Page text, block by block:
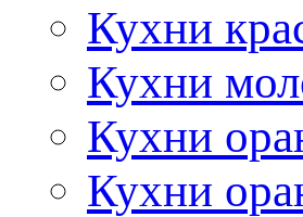
Кухни
Кухни
Кухни
Кухни